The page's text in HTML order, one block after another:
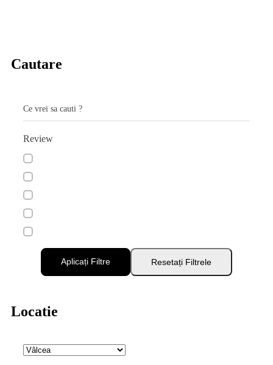
Cautare
Ce vrei sa cauti ?
Review
Aplicați Filtre Resetați Filtrele
Locatie